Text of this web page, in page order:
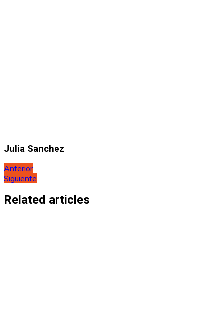
Julia Sanchez
Navegación
de
entradas
Anterior
Siguiente
Related articles